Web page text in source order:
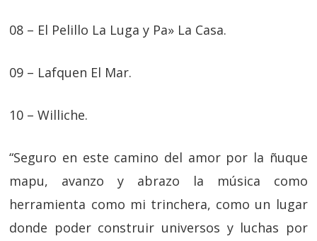
08 – El Pelillo La Luga y Pa» La Casa.
09 – Lafquen El Mar.
10 – Williche.
“Seguro en este camino del amor por la ñuque
mapu, avanzo y abrazo la música como
herramienta como mi trinchera, como un lugar
donde poder construir universos y luchas por